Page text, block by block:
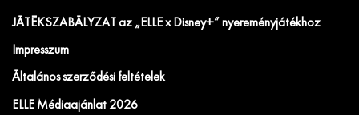
JÁTÉKSZABÁLYZAT az „ELLE x Disney+” nyereményjátékhoz
Impresszum
Általános szerződési feltételek
ELLE Médiaajánlat 2026